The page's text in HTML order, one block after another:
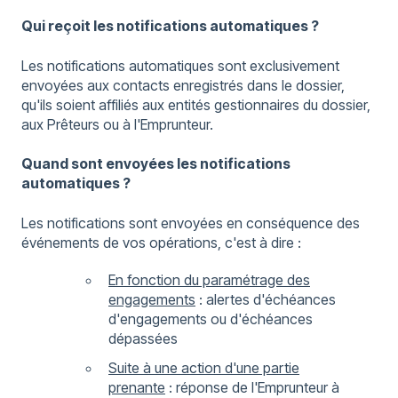
Qui reçoit les notifications automatiques ?
Les notifications automatiques sont exclusivement
envoyées aux contacts enregistrés dans le dossier,
qu'ils soient affiliés aux entités gestionnaires du dossier,
aux Prêteurs ou à l'Emprunteur.
Quand sont envoyées les notifications
automatiques ?
Les notifications sont envoyées en conséquence des
événements de vos opérations, c'est à dire :
En fonction du paramétrage des
engagements : alertes d'échéances
d'engagements ou d'échéances
dépassées
Suite à une action d'une partie
prenante : réponse de l'Emprunteur à